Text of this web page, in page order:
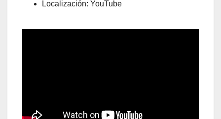
Localización: YouTube